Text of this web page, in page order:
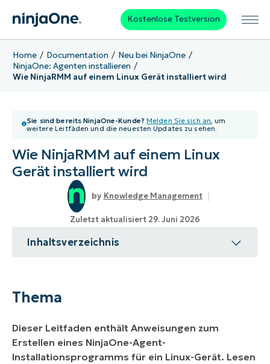
Kostenlose Testversion
Home Documentation
Neu bei NinjaOne
NinjaOne: Agenten installieren
Wie NinjaRMM auf einem Linux Gerät installiert wird
Sie sind bereits NinjaOne-Kunde? Melden Sie sich an, um
weitere Leitfäden und die neuesten Updates zu sehen.
Wie NinjaRMM auf einem Linux
Gerät installiert wird
Knowledge Management
Zuletzt aktualisiert 29. Juni 2026
Inhaltsverzeichnis
Weitere Ressourcen
Thema
Dieser Leitfaden enthält Anweisungen zum
Erstellen eines NinjaOne-Agent-
Installationsprogramms für ein Linux-Gerät. Lesen